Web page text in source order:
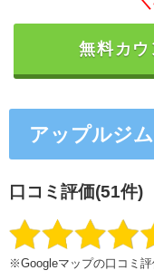
無料カ
アップルジ
口コミ評価(51件)
※Googleマップの口コミ評